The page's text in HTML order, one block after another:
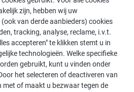
zijn, hebben wij uw
van derde aanbieders) cookies
tracking, analyse, reclame, i.v.t.
accepteren" te klikken stemt u in
technologieën. Welke specifieke
gebruikt, kunt u vinden onder
het selecteren of deactiveren van
met of maakt u bezwaar tegen de